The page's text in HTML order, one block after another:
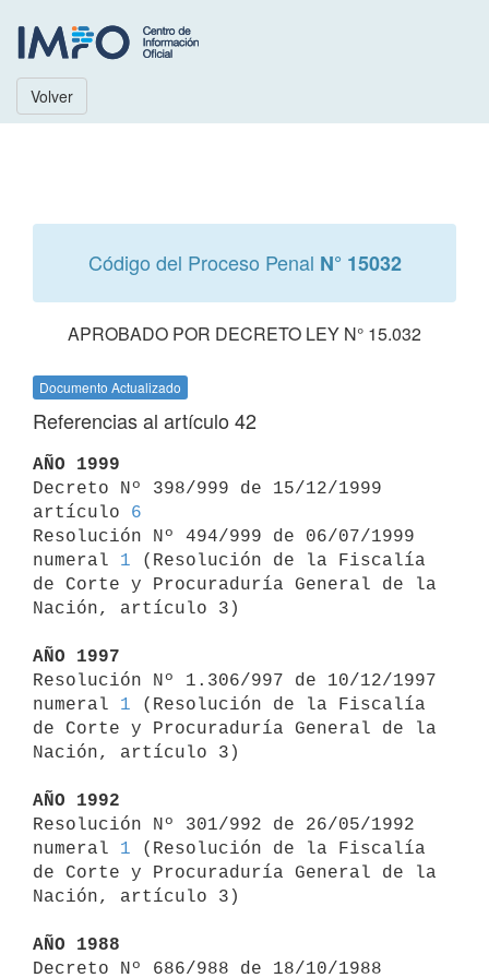
Volver
Código del Proceso Penal N° 15032
APROBADO POR DECRETO LEY N° 15.032
Documento Actualizado
Referencias al artículo 42
AÑO 1999
Decreto Nº 398/999 de 15/12/1999
artículo 6
Resolución Nº 494/999 de 06/07/1999
numeral 1 (Resolución de la Fiscalía
de Corte y Procuraduría General de la
Nación, artículo 3)
AÑO 1997
Resolución Nº 1.306/997 de 10/12/1997
numeral 1 (Resolución de la Fiscalía
de Corte y Procuraduría General de la
Nación, artículo 3)
AÑO 1992
Resolución Nº 301/992 de 26/05/1992
numeral 1 (Resolución de la Fiscalía
de Corte y Procuraduría General de la
Nación, artículo 3)
AÑO 1988
Decreto Nº 686/988 de 18/10/1988